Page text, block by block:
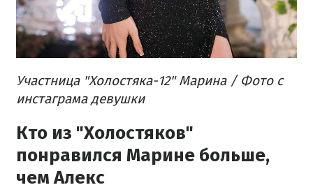
Участница "Холостяка-12" Марина / Фото с
инстаграма девушки
Кто из "Холостяков"
понравился Марине больше,
чем Алекс